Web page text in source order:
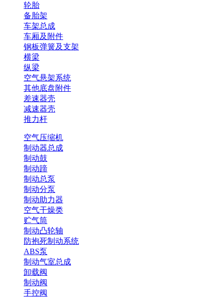
轮胎
备胎架
车架总成
车厢及附件
钢板弹簧及支架
横梁
纵梁
空气悬架系统
其他底盘附件
差速器壳
减速器壳
推力杆
空气压缩机
制动器总成
制动鼓
制动蹄
制动总泵
制动分泵
制动助力器
空气干燥类
贮气筒
制动凸轮轴
防抱死制动系统
ABS泵
制动气室总成
卸载阀
制动阀
手控阀